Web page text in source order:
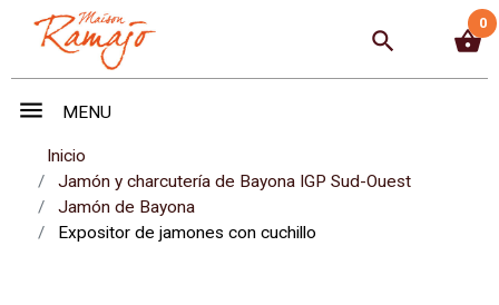
search shopping_basket
0
menu MENU
Inicio
Jamón y charcutería de Bayona IGP Sud-Ouest
Jamón de Bayona
Expositor de jamones con cuchillo